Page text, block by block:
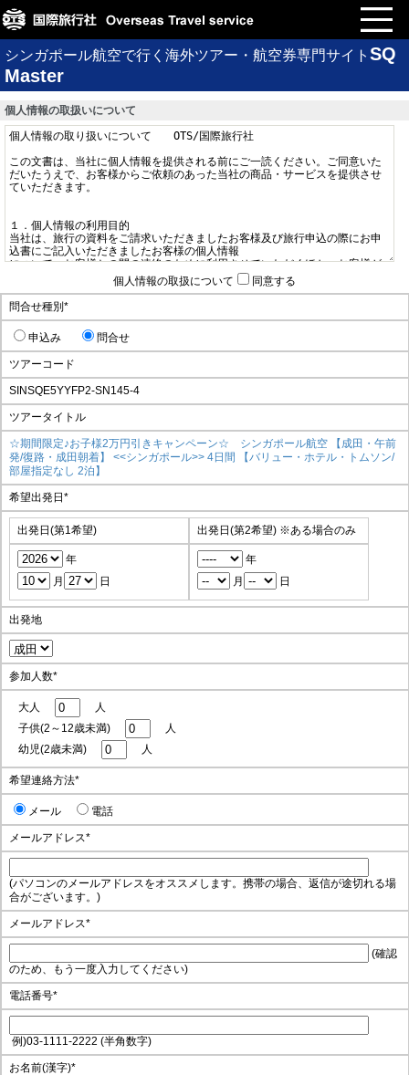
シンガポール航空で行く海外ツアー・航空券専門サイト SQ
Master
個人情報の取扱いについて
個人情報の取扱について
同意する
問合せ種別 *
申込み 問合せ
ツアーコード
SINSQE5YYFP2-SN145-4
ツアータイトル
☆期間限定♪お子様2万円引きキャンペーン☆ シンガポール航空 【成田・午前
発/復路・成田朝着】 <<シンガポール>> 4日間 【バリュー・ホテル・トムソン/
部屋指定なし 2泊】
希望出発日 *
出発日(第1希望) 出発日(第2希望) ※ある場合のみ
年
月
日
年
月
日
出発地
参加人数*
大人
人
子供(2～12歳未満)
人
幼児(2歳未満)
人
希望連絡方法*
メール 電話
メールアドレス*
(パソコンのメールアドレスをオススメします。携帯の場合、返信が途切れる場
合がございます。)
メールアドレス*
(確認
のため、もう一度入力してください)
電話番号*
例)03-1111-2222 (半角数字)
お名前(漢字)*